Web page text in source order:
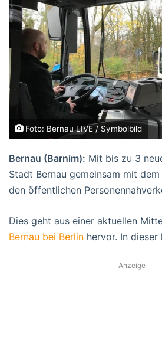
Foto: Bernau LIVE / Symbolbild
Bernau (Barnim): Mit bis zu 3
Stadt Bernau gemeinsam mit
den öffentlichen
Dies geht aus einer aktuellen
Bernau bei Berlin hervor. In dieser
Anzeige